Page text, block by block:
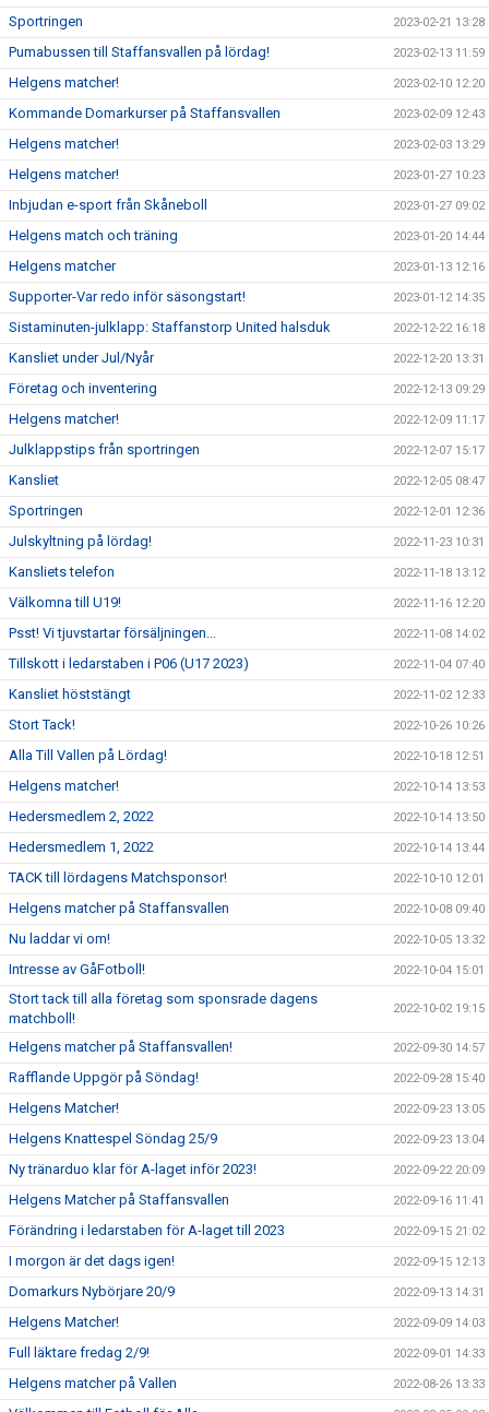
Sportringen 2023-02-21 13:28
Pumabussen till Staffansvallen på lördag! 2023-02-13 11:59
Helgens matcher! 2023-02-10 12:20
Kommande Domarkurser på Staffansvallen 2023-02-09 12:43
Helgens matcher! 2023-02-03 13:29
Helgens matcher! 2023-01-27 10:23
Inbjudan e-sport från Skåneboll 2023-01-27 09:02
Helgens match och träning 2023-01-20 14:44
Helgens matcher 2023-01-13 12:16
Supporter-Var redo inför säsongstart! 2023-01-12 14:35
Sistaminuten-julklapp: Staffanstorp United halsduk 2022-12-22 16:18
Kansliet under Jul/Nyår 2022-12-20 13:31
Företag och inventering 2022-12-13 09:29
Helgens matcher! 2022-12-09 11:17
Julklappstips från sportringen 2022-12-07 15:17
Kansliet 2022-12-05 08:47
Sportringen 2022-12-01 12:36
Julskyltning på lördag! 2022-11-23 10:31
Kansliets telefon 2022-11-18 13:12
Välkomna till U19! 2022-11-16 12:20
Psst! Vi tjuvstartar försäljningen... 2022-11-08 14:02
Tillskott i ledarstaben i P06 (U17 2023) 2022-11-04 07:40
Kansliet höststängt 2022-11-02 12:33
Stort Tack! 2022-10-26 10:26
Alla Till Vallen på Lördag! 2022-10-18 12:51
Helgens matcher! 2022-10-14 13:53
Hedersmedlem 2, 2022 2022-10-14 13:50
Hedersmedlem 1, 2022 2022-10-14 13:44
TACK till lördagens Matchsponsor! 2022-10-10 12:01
Helgens matcher på Staffansvallen 2022-10-08 09:40
Nu laddar vi om! 2022-10-05 13:32
Intresse av GåFotboll! 2022-10-04 15:01
Stort tack till alla företag som sponsrade dagens
matchboll!
2022-10-02 19:15
Helgens matcher på Staffansvallen! 2022-09-30 14:57
Rafflande Uppgör på Söndag! 2022-09-28 15:40
Helgens Matcher! 2022-09-23 13:05
Helgens Knattespel Söndag 25/9 2022-09-23 13:04
Ny tränarduo klar för A-laget inför 2023! 2022-09-22 20:09
Helgens Matcher på Staffansvallen 2022-09-16 11:41
Förändring i ledarstaben för A-laget till 2023 2022-09-15 21:02
I morgon är det dags igen! 2022-09-15 12:13
Domarkurs Nybörjare 20/9 2022-09-13 14:31
Helgens Matcher! 2022-09-09 14:03
Full läktare fredag 2/9! 2022-09-01 14:33
Helgens matcher på Vallen 2022-08-26 13:33